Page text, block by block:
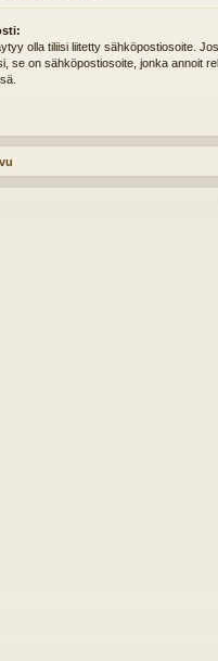
olla tiliisi liitetty sähköpostiosoite.
se on sähköpostiosoite, jonka annoit